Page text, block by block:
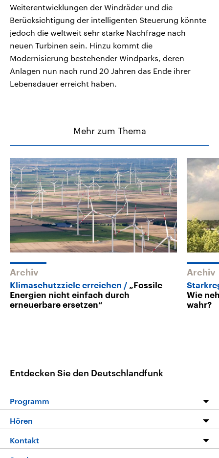
Weiterentwicklungen der Windräder und die
Berücksichtigung der intelligenten Steuerung könnte
jedoch die weltweit sehr starke Nachfrage nach
neuen Turbinen sein. Hinzu kommt die
Modernisierung bestehender Windparks, deren
Anlagen nun nach rund 20 Jahren das Ende ihrer
Lebensdauer erreicht haben.
Mehr zum Thema
Archiv
Klimaschutzziele erreichen
„Fossile
Energien nicht einfach durch
erneuerbare ersetzen“
Archiv
Wie
wahr?
Entdecken Sie den Deutschlandfunk
Programm
Programm
Die Nachrichten
Hören
Livestream
Kontakt